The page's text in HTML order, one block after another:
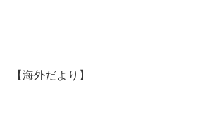
【海外だより】